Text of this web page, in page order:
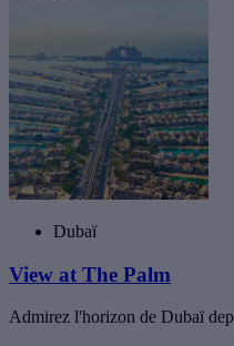
Dubaï
View at The Palm
Admirez l'horizon de Dubaï